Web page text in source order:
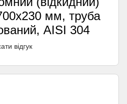
мм, труба
AISI 304
відгук